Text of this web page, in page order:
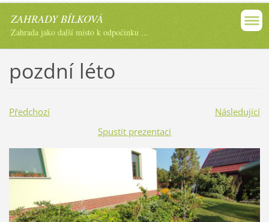
ZAHRADY BÍLKOVÁ
Zahrada jako další místo k odpočinku ...
pozdní léto
Předchozí
Následující
Spustit prezentaci